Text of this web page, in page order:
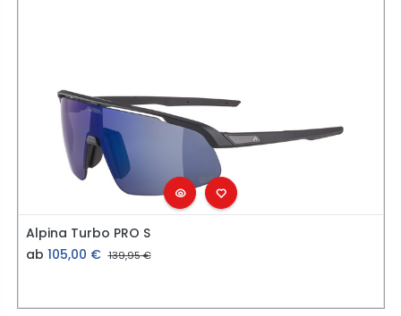
Alpina Turbo PRO S
ab 105,00 € 139,95€